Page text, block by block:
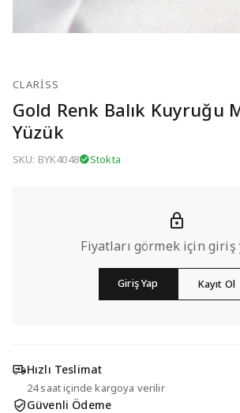
CLARISS
Gold Renk Balık Kuyruğu
Yüzük
SKU: BYK4048 Stokta
Fiyatları görmek için giriş
Giriş Yap Kayıt Ol
Hızlı Teslimat
24 saat içinde kargoya verilir
Güvenli Ödeme